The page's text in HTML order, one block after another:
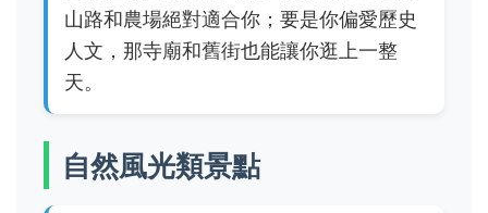
山路和農場絕對適合你；要是你偏愛歷史
人文，那寺廟和舊街也能讓你逛上一整
天。
自然風光類景點